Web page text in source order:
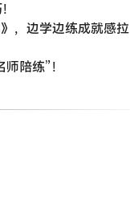
，边学边练成就感拉
陪练”！